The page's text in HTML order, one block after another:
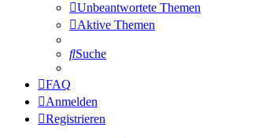
Unbeantwortete Themen
Aktive Themen
Suche
FAQ
Anmelden
Registrieren